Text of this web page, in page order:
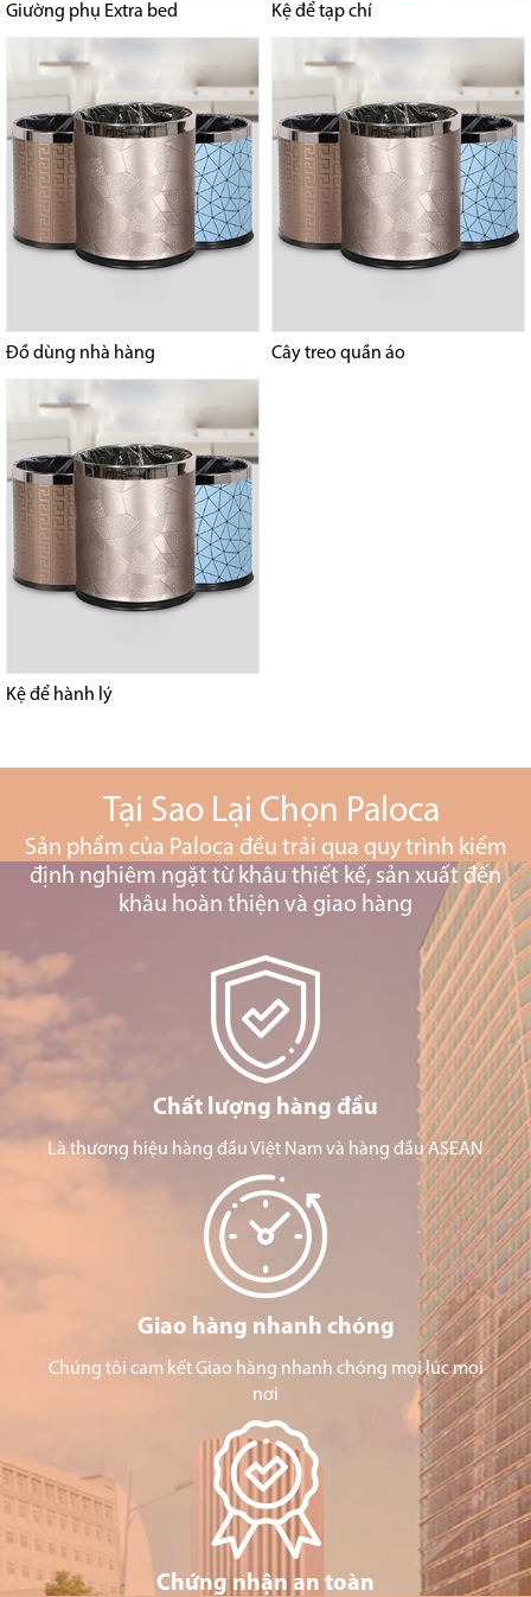
Giường phụ Extra bed Kệ để tạp chí
Đồ dùng nhà hàng Cây treo quần áo
Kệ để hành lý
Tại Sao Lại Chọn Paloca
Sản phẩm của Paloca đều trải qua quy trình kiểm
định nghiêm ngặt từ khâu thiết kế, sản xuất đến
khâu hoàn thiện và giao hàng
Chất lượng hàng đầu
Là thương hiệu hàng đầu Việt Nam và hàng đầu ASEAN
Giao hàng nhanh chóng
Chúng tôi cam kết Giao hàng nhanh chóng mọi lúc mọi
nơi
Chứng nhận an toàn